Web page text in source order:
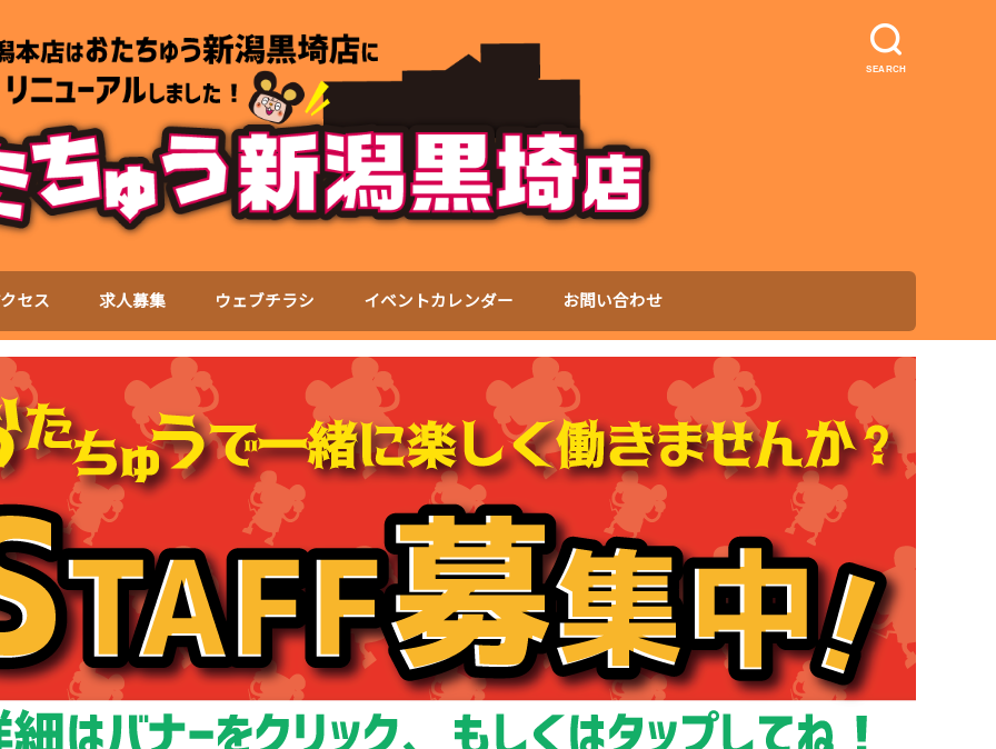
SEARCH
セス 求人募集 ウェブチラシ イベントカレンダー お問い合わせ